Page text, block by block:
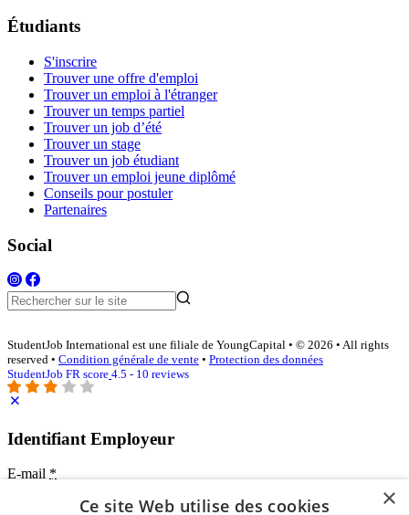
Étudiants
S'inscrire
Trouver une offre d'emploi
Trouver un emploi à l'étranger
Trouver un temps partiel
Trouver un job d’été
Trouver un stage
Trouver un job étudiant
Trouver un emploi jeune diplômé
Conseils pour postuler
Partenaires
Social
StudentJob International est une filiale de YoungCapital • © 2026 • All rights
reserved • Condition générale de vente • Protection des données
StudentJob FR score 4.5 - 10 reviews
Identifiant Employeur
E-mail *
Mot de passe ×
Ce site Web utilise des cookies